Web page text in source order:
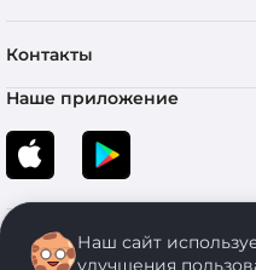
Контакты
Наше приложение
Наш сайт
улучшения